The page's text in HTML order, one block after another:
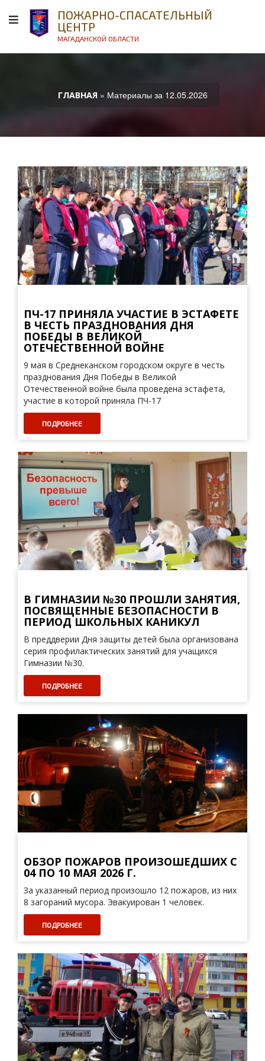
ПОЖАРНО-СПАСАТЕЛЬНЫЙ
ЦЕНТР
МАГАДАНСКОЙ ОБЛАСТИ
ГЛАВНАЯ » Материалы за 12.05.2026
ПЧ-17 ПРИНЯЛА УЧАСТИЕ В ЭСТАФЕТЕ
В ЧЕСТЬ ПРАЗДНОВАНИЯ ДНЯ
ПОБЕДЫ В ВЕЛИКОЙ
ОТЕЧЕСТВЕННОЙ ВОЙНЕ
9 мая в Среднеканском городском округе в честь
празднования Дня Победы в Великой
Отечественной войне была проведена эстафета,
участие в которой приняла ПЧ-17
ПОДРОБНЕЕ
В ГИМНАЗИИ №30 ПРОШЛИ ЗАНЯТИЯ,
ПОСВЯЩЕННЫЕ БЕЗОПАСНОСТИ В
ПЕРИОД ШКОЛЬНЫХ КАНИКУЛ
В преддверии Дня защиты детей была организована
серия профилактических занятий для учащихся
Гимназии №30.
ПОДРОБНЕЕ
ОБЗОР ПОЖАРОВ ПРОИЗОШЕДШИХ С
04 ПО 10 МАЯ 2026 Г.
За указанный период произошло 12 пожаров, из них
8 загораний мусора. Эвакуирован 1 человек.
ПОДРОБНЕЕ